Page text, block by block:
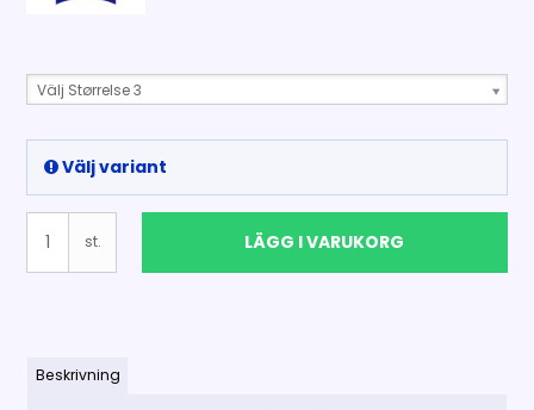
Välj Størrelse 3
Välj variant
st. LÄGG I VARUKORG
Beskrivning